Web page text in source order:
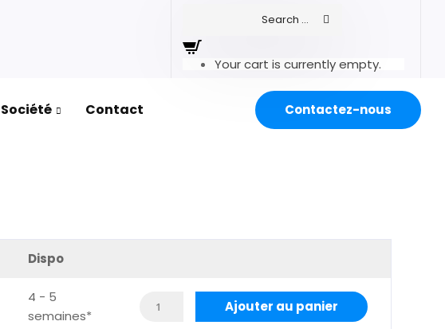
Your cart is currently empty.
Société Contact
Contactez-nous
Dispo
4 - 5
semaines*
Ajouter au panier